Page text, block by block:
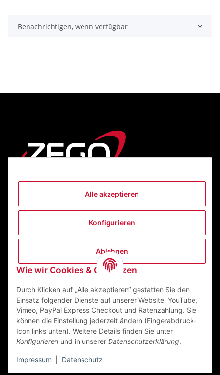
Alle akzeptieren
Konfigurieren
Ablehnen
Wie wir Cookies & Co nutzen
Durch Klicken auf „Alle akzeptieren“ gestatten Sie den
Einsatz folgender Dienste auf unserer Website: YouTube,
Vimeo, PayPal Express Checkout und Ratenzahlung. Sie
können die Einstellung jederzeit ändern (Fingerabdruck-
Icon links unten). Weitere Details finden Sie unter
Konfigurieren und in unserer Datenschutzerklärung.
Impressum Datenschutz
Benachrichtigen, wenn verfügbar
Informationen
ZEGO Textilveredelungszentrum GmbH
63741 Aschaffenburg Deutschland
Mail:info@zego-tvz.de
Tel.:06021 59092-0